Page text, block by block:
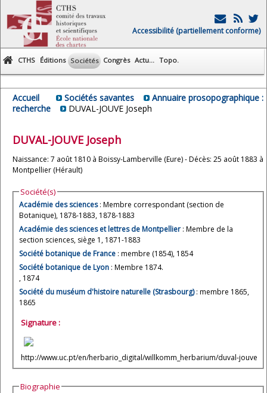
Accessibilité (partiellement conforme)
CTHS Éditions Sociétés Congrès Actu... Topo.
Accueil Sociétés savantes
Annuaire prosopographique :
recherche
DUVAL-JOUVE Joseph
DUVAL-JOUVE Joseph
Naissance: 7 août 1810 à Boissy-Lamberville (Eure) - Décès: 25 août 1883 à
Montpellier (Hérault)
Société(s)
Académie des sciences: Membre correspondant (section de
Botanique), 1878-1883, 1878-1883
Académie des sciences et lettres de Montpellier : Membre de la
section sciences, siège 1, 1871-1883
Société botanique de France : membre (1854), 1854
Société botanique de Lyon : Membre 1874.
, 1874
Société du muséum d'histoire naturelle (Strasbourg): membre 1865,
1865
Signature :
http://www.uc.pt/en/herbario_digital/willkomm_herbarium/duval-jouve
Biographie